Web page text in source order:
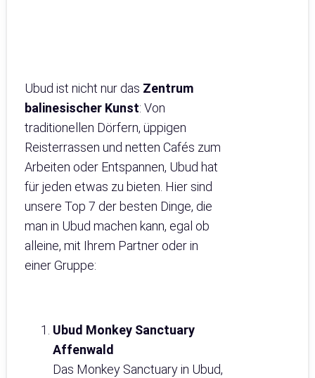
Ubud ist nicht nur das Zentrum
balinesischer Kunst: Von
traditionellen Dörfern, üppigen
Reisterrassen und netten Cafés zum
Arbeiten oder Entspannen, Ubud hat
für jeden etwas zu bieten. Hier sind
unsere Top 7 der besten Dinge, die
man in Ubud machen kann, egal ob
alleine, mit Ihrem Partner oder in
einer Gruppe:
Ubud Monkey Sanctuary
Affenwald
Das Monkey Sanctuary in Ubud,